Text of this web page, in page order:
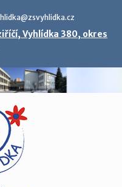
Vyhlídka 380, okres